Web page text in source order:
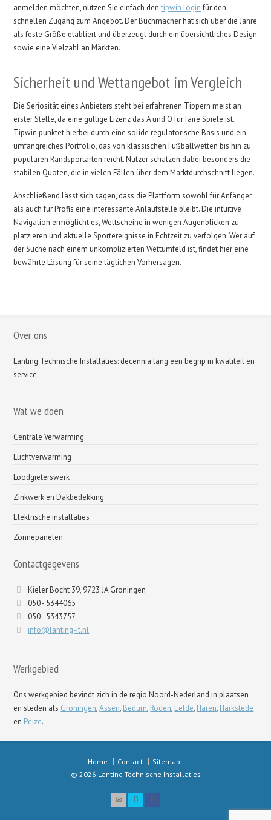
anmelden möchten, nutzen Sie einfach dentipwin loginfür den
schnellen Zugang zum Angebot. Der Buchmacher hat sich über die Jahre
als feste Größe etabliert und überzeugt durch ein übersichtliches Design
sowie eine Vielzahl an Märkten.
Sicherheit und Wettangebot im Vergleich
Die Seriosität eines Anbieters steht bei erfahrenen Tippern meist an
erster Stelle, da eine gültige Lizenz das A und O für faire Spiele ist.
Tipwin punktet hierbei durch eine solide regulatorische Basis und ein
umfangreiches Portfolio, das von klassischen Fußballwetten bis hin zu
populären Randsportarten reicht. Nutzer schätzen dabei besonders die
stabilen Quoten, die in vielen Fällen über dem Marktdurchschnitt liegen.
Abschließend lässt sich sagen, dass die Plattform sowohl für Anfänger
als auch für Profis eine interessante Anlaufstelle bleibt. Die intuitive
Navigation ermöglicht es, Wettscheine in wenigen Augenblicken zu
platzieren und aktuelle Sportereignisse in Echtzeit zu verfolgen. Wer auf
der Suche nach einem unkomplizierten Wettumfeld ist, findet hier eine
bewährte Lösung für seine täglichen Vorhersagen.
Over ons
Lanting Technische Installaties: decennia lang een begrip in kwaliteit en
service.
Wat we doen
Centrale Verwarming
Luchtverwarming
Loodgieterswerk
Zinkwerk en Dakbedekking
Elektrische installaties
Zonnepanelen
Contactgegevens
Kieler Bocht 39, 9723 JA Groningen
050 - 5344065
050 - 5343757
info@lanting-it.nl
Werkgebied
Ons werkgebied bevindt zich in de regio Noord-Nederland in plaatsen
en steden als Groningen,Assen, Bedum, Roden, Eelde, Haren, Harkstede
en Peize.
Home Contact
Sitemap
© 2026 Lanting Technische Installaties